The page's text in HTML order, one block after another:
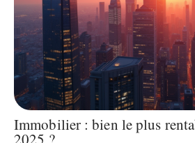
Immobilier : bien le plus
2025 ?